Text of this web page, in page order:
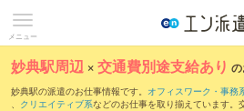
メニュー
妙典駅周辺 ×交通費別途支給あり
妙典駅の派遣のお仕事情報です。 オフィスワーク・事務
、 クリエイティブ系などのお仕事を取り揃えています。